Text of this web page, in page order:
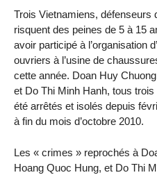
Trois Vietnamiens, défenseurs
risquent des peines de 5 à 15
avoir participé à l’organisation
ouvriers à l’usine de
cette année. Doan Huy
et Do Thi Minh Hanh, tous
été arrêtés et isolés depuis
à fin du mois d’octobre 2010.
Les « crimes » reprochés à
Hoang Quoc Hung, et Do Thi